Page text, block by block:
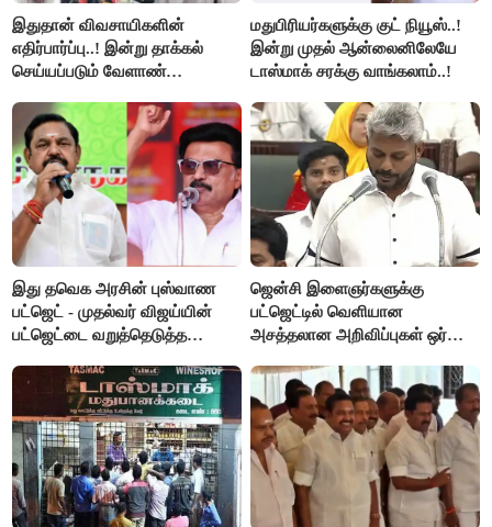
இதுதான் விவசாயிகளின்
எதிர்பார்ப்பு..! இன்று தாக்கல்
செய்யப்படும் வேளாண்
கோரிக்கை!
மதுபிரியர்களுக்கு குட் நியூஸ்..!
இன்று முதல் ஆன்லைனிலேயே
டாஸ்மாக் சரக்கு வாங்கலாம்..!
இது தவெக அரசின் புஸ்வாண
பட்ஜெட் - முதல்வர் விஜய்யின்
பட்ஜெட்டை வறுத்தெடுத்த
ஜென்சி இளைஞர்களுக்கு
பட்ஜெட்டில் வெளியான
அசத்தலான அறிவிப்புகள் ஒர்